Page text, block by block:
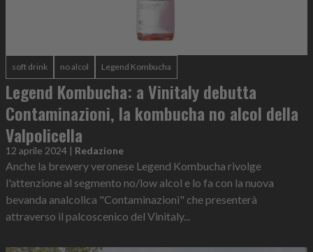
soft drink no alcol Legend Kombucha
Legend Kombucha: a Vinitaly debutta
Contaminazioni, la kombucha no alcol della
Valpolicella
12 aprile 2024 | Redazione
Anche la brewery veronese Legend Kombucha rivolge
l'attenzione al segmento no/low alcol e lo fa con la nuova
bevanda analcolica "Contaminazioni" che presenterà
attraverso il palcoscenico del Vinitaly...